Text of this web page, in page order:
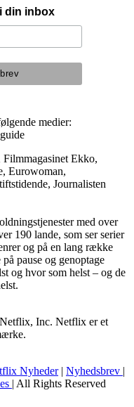
din inbox
medier:
Ekko,
Eurowoman,
Journalisten
med over
190 lande, som ser serier
og på en lang række
pause og genoptage
og hvor som helst – og de
Inc. Netflix er et
Nyheder| Nyhedsbrev |
| All Rights Reserved